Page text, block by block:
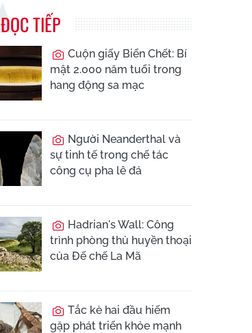
ĐỌC TIẾP
Cuộn giấy Biển Chết: Bí
mật 2.000 năm tuổi trong
hang động sa mạc
Người Neanderthal và
sự tinh tế trong chế tác
công cụ pha lê đá
Hadrian's Wall: Công
trình phòng thủ huyền thoại
của Đế chế La Mã
Tắc kè hai đầu hiếm
gặp phát triển khỏe mạnh